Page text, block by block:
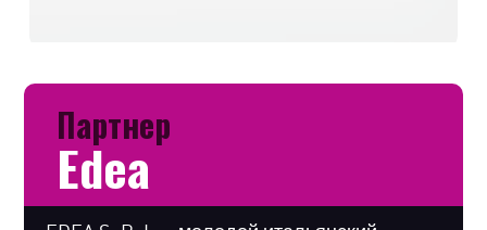
Партнер
Edea